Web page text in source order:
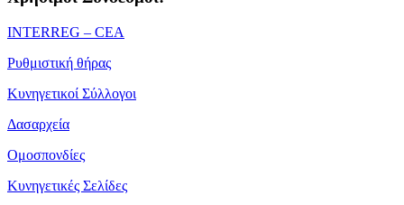
ΙΝΤΕRREG – CEA
Ρυθμιστική θήρας
Κυνηγετικοί Σύλλογοι
Δασαρχεία
Ομοσπονδίες
Κυνηγετικές Σελίδες